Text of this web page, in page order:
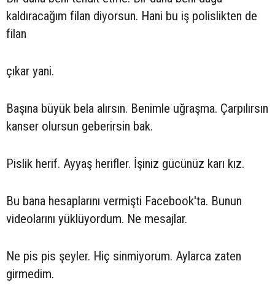
kaldıracağım filan diyorsun. Hani bu iş polislikten de
filan
çıkar yani.
Başına büyük bela alırsın. Benimle uğraşma. Çarpılırsın
kanser olursun geberirsin bak.
Pislik herif. Ayyaş herifler. İşiniz gücünüz karı kız.
Bu bana hesaplarını vermişti Facebook'ta. Bunun
videolarını yüklüyordum. Ne mesajlar.
Ne pis pis şeyler. Hiç sinmiyorum. Aylarca zaten
girmedim.